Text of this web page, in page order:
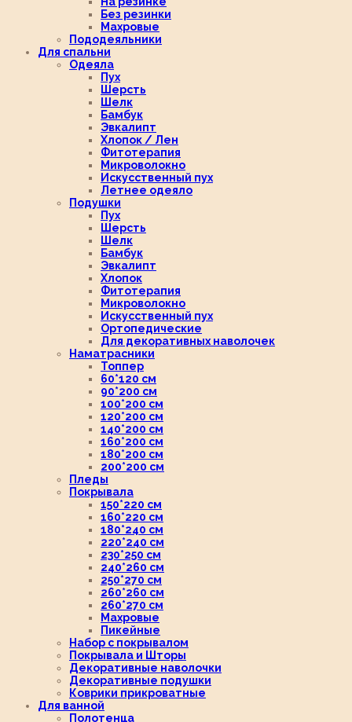
Без резинки
Махровые
Пододеяльники
Для спальни
Одеяла
Пух
Шерсть
Шелк
Бамбук
Эвкалипт
Хлопок / Лен
Фитотерапия
Микроволокно
Искусственный пух
Летнее одеяло
Подушки
Пух
Шерсть
Шелк
Бамбук
Эвкалипт
Хлопок
Фитотерапия
Микроволокно
Искусственный пух
Ортопедические
Для декоративных наволочек
Наматрасники
Топпер
60*120 см
90*200 см
100*200 см
120*200 см
140*200 см
160*200 см
180*200 см
200*200 см
Пледы
Покрывала
150*220 см
160*220 см
180*240 см
220*240 см
230*250 см
240*260 см
250*270 см
260*260 см
260*270 см
Махровые
Пикейные
Набор с покрывалом
Покрывала и Шторы
Декоративные наволочки
Декоративные подушки
Коврики прикроватные
Для ванной
Полотенца